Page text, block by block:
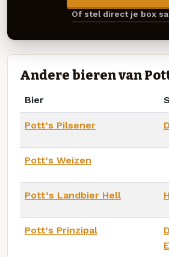
Of stel direct je box
Andere bieren van
Bier
Pott's Pilsener
Pott's Weizen
Pott‘s Landbier Hell
Pott's Prinzipal